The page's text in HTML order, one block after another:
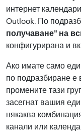
интернет
Outlook. По
получаване" на
конфигурирана и
Ако имате само
по подразбиране е
промените тази
засегнат вашия
някаква
канали или